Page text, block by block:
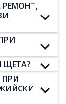
РЕМОНТ,
ЩЕТА?
ПРИ